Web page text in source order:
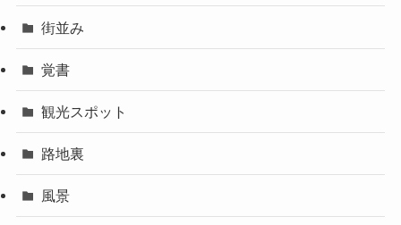
街並み
覚書
観光スポット
路地裏
風景